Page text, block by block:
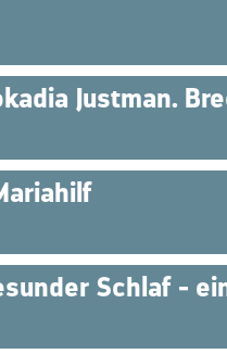
Justman.
Schlaf -